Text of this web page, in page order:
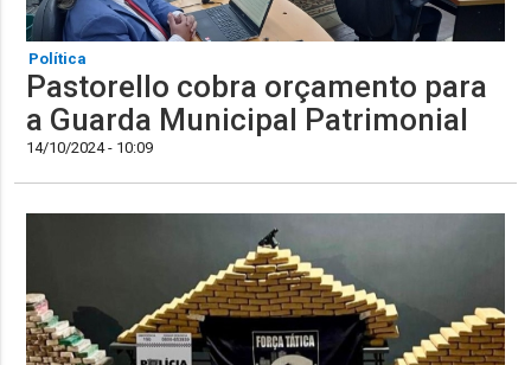
Política
Pastorello cobra orçamento para
a Guarda Municipal Patrimonial
14/10/2024 - 10:09